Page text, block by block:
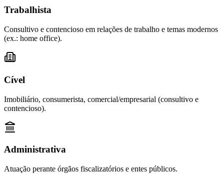
Trabalhista
Consultivo e contencioso em relações de trabalho e temas modernos
(ex.: home office).
Cível
Imobiliário, consumerista, comercial/empresarial (consultivo e
contencioso).
Administrativa
Atuação perante órgãos fiscalizatórios e entes públicos.